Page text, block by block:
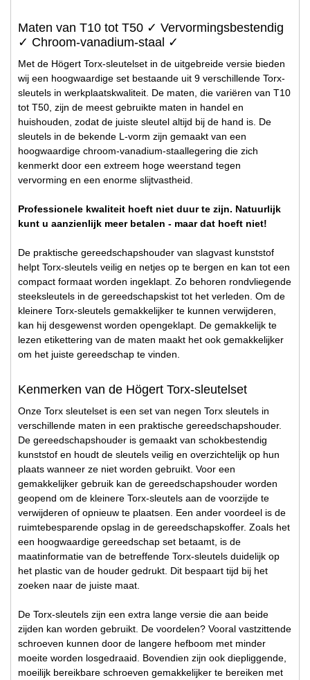
Maten van T10 tot T50 ✓ Vervormingsbestendig
✓ Chroom-vanadium-staal ✓
Met de Högert Torx-sleutelset in de uitgebreide versie bieden
wij een hoogwaardige set bestaande uit 9 verschillende Torx-
sleutels in werkplaatskwaliteit. De maten, die variëren van T10
tot T50, zijn de meest gebruikte maten in handel en
huishouden, zodat de juiste sleutel altijd bij de hand is. De
sleutels in de bekende L-vorm zijn gemaakt van een
hoogwaardige chroom-vanadium-staallegering die zich
kenmerkt door een extreem hoge weerstand tegen
vervorming en een enorme slijtvastheid.
Professionele kwaliteit hoeft niet duur te zijn. Natuurlijk
kunt u aanzienlijk meer betalen - maar dat hoeft niet!
De praktische gereedschapshouder van slagvast kunststof
helpt Torx-sleutels veilig en netjes op te bergen en kan tot een
compact formaat worden ingeklapt. Zo behoren rondvliegende
steeksleutels in de gereedschapskist tot het verleden. Om de
kleinere Torx-sleutels gemakkelijker te kunnen verwijderen,
kan hij desgewenst worden opengeklapt. De gemakkelijk te
lezen etikettering van de maten maakt het ook gemakkelijker
om het juiste gereedschap te vinden.
Kenmerken van de Högert Torx-sleutelset
Onze Torx sleutelset is een set van negen Torx sleutels in
verschillende maten in een praktische gereedschapshouder.
De gereedschapshouder is gemaakt van schokbestendig
kunststof en houdt de sleutels veilig en overzichtelijk op hun
plaats wanneer ze niet worden gebruikt. Voor een
gemakkelijker gebruik kan de gereedschapshouder worden
geopend om de kleinere Torx-sleutels aan de voorzijde te
verwijderen of opnieuw te plaatsen. Een ander voordeel is de
ruimtebesparende opslag in de gereedschapskoffer. Zoals het
een hoogwaardige gereedschap set betaamt, is de
maatinformatie van de betreffende Torx-sleutels duidelijk op
het plastic van de houder gedrukt. Dit bespaart tijd bij het
zoeken naar de juiste maat.
De Torx-sleutels zijn een extra lange versie die aan beide
zijden kan worden gebruikt. De voordelen? Vooral vastzittende
schroeven kunnen door de langere hefboom met minder
moeite worden losgedraaid. Bovendien zijn ook diepliggende,
moeilijk bereikbare schroeven gemakkelijker te bereiken met